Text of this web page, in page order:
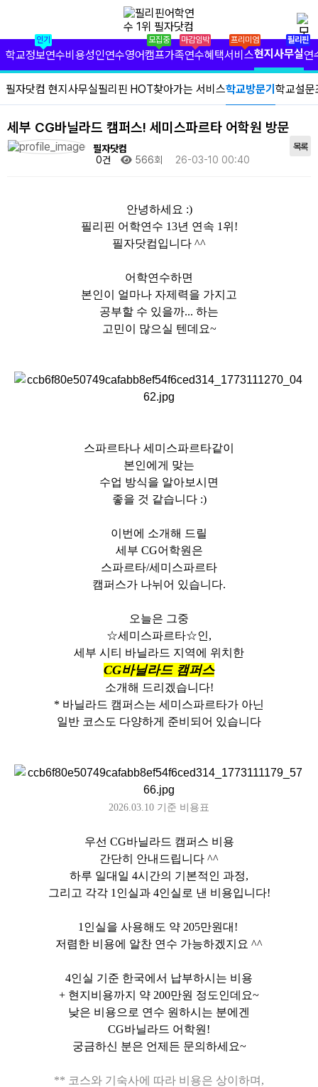
✕
필리핀 학원 정보
필리핀 연수 비용
유형별 필리핀 연수
필리핀 가족 연수
필자닷컴 현지 사무실
필리핀 연수정보
필자닷컴 이벤트
필리핀 출국준비
필리핀 연계연수
인기
학교정보연수비용성인연수
모집중
영어캠프
마감임박
가족연수
프리미엄
혜택서비스
필리핀
현지사무실연
필자닷컴 현지사무실필리핀 HOT찾아가는 서비스학교방문기 학교설문
세부 CG바닐라드 캠퍼스! 세미스파르타 어학원 방문
필자닷컴
0건
566회 26-03-10 00:40
목록
안녕하세요 :)
필리핀 어학연수 13년 연속 1위!
필자닷컴입니다 ^^
어학연수하면
본인이 얼마나 자제력을 가지고
공부할 수 있을까... 하는
고민이 많으실 텐데요~
스파르타나 세미스파르타같이
본인에게 맞는
수업 방식을 알아보시면
좋을 것 같습니다 :)
이번에 소개해 드릴
세부 CG어학원은
스파르타/세미스파르타
캠퍼스가 나뉘어 있습니다.
오늘은 그중
☆세미스파르타☆인,
세부 시티 바닐라드 지역에 위치한
CG바닐라드 캠퍼스
소개해 드리겠습니다!
* 바닐라드 캠퍼스는 세미스파르타가 아닌
일반 코스도 다양하게 준비되어 있습니다
2026.03.10 기준 비용표
우선 CG바닐라드 캠퍼스 비용
간단히 안내드립니다 ^^
하루 일대일 4시간의 기본적인 과정,
그리고 각각 1인실과 4인실로 낸 비용입니다!
1인실을 사용해도 약 205만원대!
저렴한 비용에 알찬 연수 가능하겠지요 ^^
4인실 기준 한국에서 납부하시는 비용
+ 현지비용까지 약 200만원 정도인데요~
낮은 비용으로 연수 원하시는 분에겐
CG바닐라드 어학원!
궁금하신 분은 언제든 문의하세요~
** 코스와 기숙사에 따라 비용은 상이하며,